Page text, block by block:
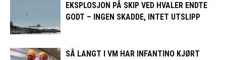
EKSPLOSJON PÅ SKIP VED HVALER ENDTE
GODT – INGEN SKADDE, INTET UTSLIPP
SÅ LANGT I VM HAR INFANTINO KJØRT